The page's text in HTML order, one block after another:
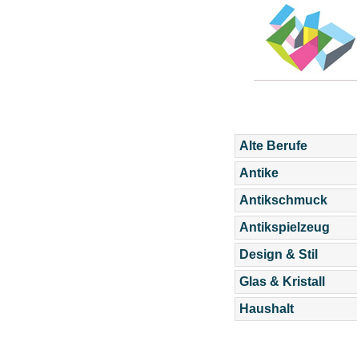
Alte Berufe
Antike
Antikschmuck
Antikspielzeug
Design & Stil
Glas & Kristall
Haushalt